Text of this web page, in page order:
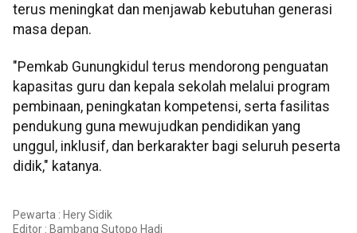
terus meningkat dan menjawab kebutuhan generasi
masa depan.
"Pemkab Gunungkidul terus mendorong penguatan
kapasitas guru dan kepala sekolah melalui program
pembinaan, peningkatan kompetensi, serta fasilitas
pendukung guna mewujudkan pendidikan yang
unggul, inklusif, dan berkarakter bagi seluruh peserta
didik," katanya.
Pewarta : Hery Sidik
Editor : Bambang Sutopo Hadi